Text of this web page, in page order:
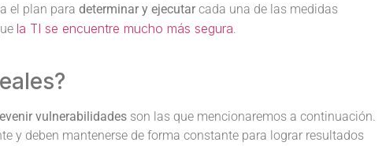
el plan para determinar y ejecutar cada una de las medidas
la TI se encuentre mucho más segura.
vulnerabilidades son las que mencionaremos a continuación.
y deben mantenerse de forma constante para lograr resultados